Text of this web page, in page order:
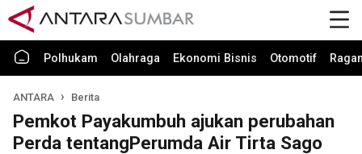
Polhukam Olahraga Ekonomi Bisnis Otomotif
ANTARA Berita
Pemkot Payakumbuh ajukan perubahan
Perda tentangPerumda Air Tirta Sago